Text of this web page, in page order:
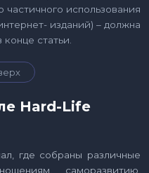
использования
изданий) – должна
статьи.
Hard-Life
где собраны различные
саморазвитию,